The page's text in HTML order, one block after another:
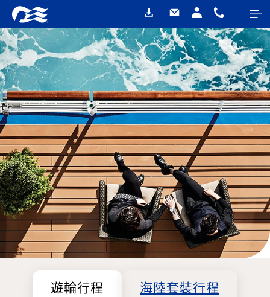
遊輪行程 海陸套裝行程